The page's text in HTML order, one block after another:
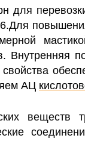
для
Для
Внутренняя
АЦ
веществ